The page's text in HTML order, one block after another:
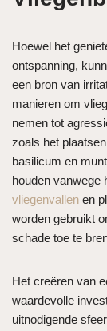
Hoewel het
ontspanning,
een bron van
manieren om
nemen tot
zoals het
basilicum en
houden vanwege
vliegenvallen en
worden gebruikt
schade toe te
Het creëren van
waardevolle
uitnodigende